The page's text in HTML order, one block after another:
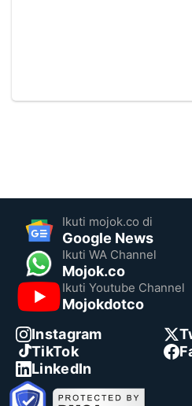
Ikuti mojok.co di
Google News
Ikuti WA Channel
Mojok.co
Ikuti Youtube Channel
Mojokdotco
Instagram
TikTok
LinkedIn